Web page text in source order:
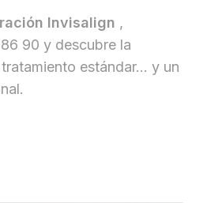
Invisalign ,
90 y descubre la
estándar… y un